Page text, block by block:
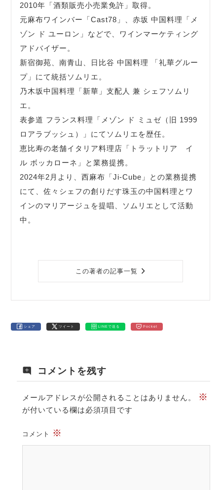
2010年「酒類販売小売業免許」取得。
元麻布ワインバー「Cast78」、赤坂 中国料理「メ
ゾン ド ユーロン」などで、ワインマーケティング
アドバイザー。
新宿御苑、南青山、日比谷 中国料理 「礼華グルー
プ」にて統括ソムリエ。
乃木坂中国料理「新華」支配人 兼 シェフソムリ
エ。
表参道 フランス料理「メゾン ド ミュゼ（旧 1999
ロアラブッシュ）」にてソムリエを歴任。
恵比寿の老舗イタリア料理店「トラットリア イ
ル ボッカローネ」と業務提携。
2024年2月より、西麻布「Ji-Cube」との業務提携
にて、佐々シェフの創りだす珠玉の中国料理とワ
インのマリアージュを提唱、ソムリエとして活動
中。
この著者の記事一覧
シェア ツイート LINEで送る Pocket
コメントを残す
メールアドレスが公開されることはありません。 ※
が付いている欄は必須項目です
コメント ※